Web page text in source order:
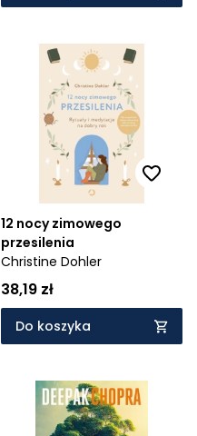
12 nocy zimowego
przesilenia
Christine Dohler
38,19 zł
Do koszyka